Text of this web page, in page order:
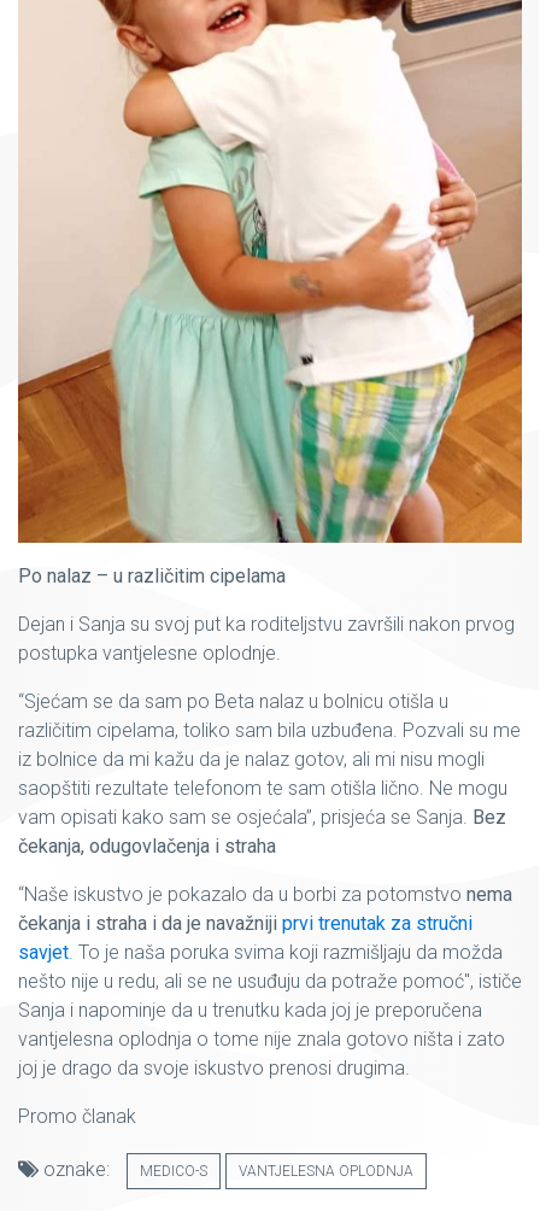
Po nalaz – u različitim cipelama
Dejan i Sanja su svoj put ka roditeljstvu završili nakon prvog
postupka vantjelesne oplodnje.
“Sjećam se da sam po Beta nalaz u bolnicu otišla u
različitim cipelama, toliko sam bila uzbuđena. Pozvali su me
iz bolnice da mi kažu da je nalaz gotov, ali mi nisu mogli
saopštiti rezultate telefonom te sam otišla lično. Ne mogu
vam opisati kako sam se osjećala”, prisjeća se Sanja. Bez
čekanja, odugovlačenja i straha
“Naše iskustvo je pokazalo da u borbi za potomstvo nema
čekanja i straha i da je navažniji prvi trenutak za stručni
savjet. To je naša poruka svima koji razmišljaju da možda
nešto nije u redu, ali se ne usuđuju da potraže pomoć", ističe
Sanja i napominje da u trenutku kada joj je preporučena
vantjelesna oplodnja o tome nije znala gotovo ništa i zato
joj je drago da svoje iskustvo prenosi drugima.
Promo članak
oznake: MEDICO-S VANTJELESNA OPLODNJA